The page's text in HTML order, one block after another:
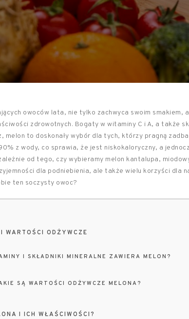
owoców lata, nie tylko zachwyca swoim smakiem,
zdrowotnych. Bogaty w witaminy C i A, a także
melon to doskonały wybór dla tych, którzy pragną
z wody, co sprawia, że jest niskokaloryczny, a
od tego, czy wybieramy melon kantalupa,
dla podniebienia, ale także wielu korzyści dla
ten soczysty owoc?
WARTOŚCI ODŻYWCZE
I SKŁADNIKI MINERALNE ZAWIERA MELON?
SĄ WARTOŚCI ODŻYWCZE MELONA?
I ICH WŁAŚCIWOŚCI?